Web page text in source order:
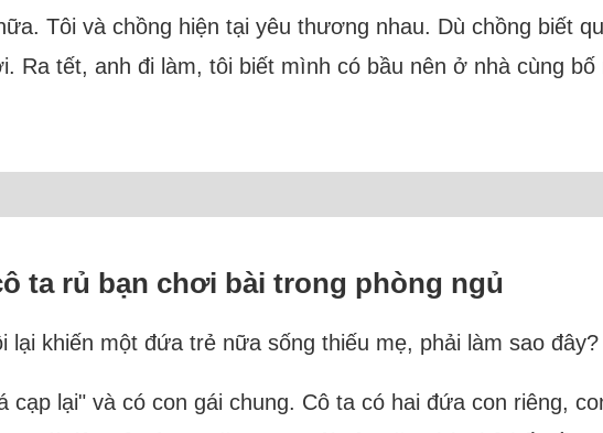
Tôi và chồng hiện tại yêu thương nhau. Dù chồng biết
Ra tết, anh đi làm, tôi biết mình có bầu nên ở nhà cùng bố
ta rủ bạn chơi bài trong phòng ngủ
khiến một đứa trẻ nữa sống thiếu mẹ, phải làm sao đây?
cạp lại" và có con gái chung. Cô ta có hai đứa con riêng,